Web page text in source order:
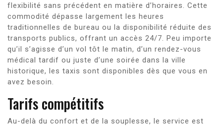
flexibilité sans précédent en matière d’horaires. Cette
commodité dépasse largement les heures
traditionnelles de bureau ou la disponibilité réduite des
transports publics, offrant un accès 24/7. Peu importe
qu’il s’agisse d’un vol tôt le matin, d’un rendez-vous
médical tardif ou juste d’une soirée dans la ville
historique, les taxis sont disponibles dès que vous en
avez besoin.
Tarifs compétitifs
Au-delà du confort et de la souplesse, le service est